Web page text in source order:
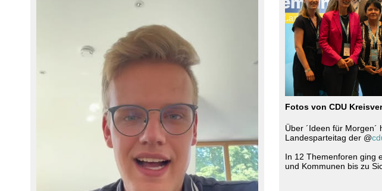
Fotos von CDU
Über ´Ideen für
Landesparteitag der @
In 12 Themenforen ging
und Kommunen bis zu